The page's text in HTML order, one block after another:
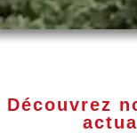
Découvrez